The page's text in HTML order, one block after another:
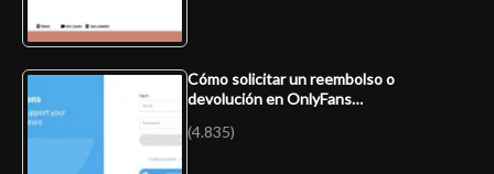
Cómo solicitar un reembolso o
devolución en OnlyFans…
(4.835)